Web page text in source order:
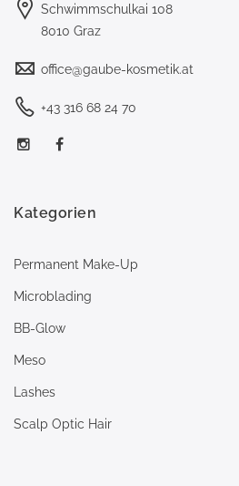
Schwimmschulkai 108
8010 Graz
office@gaube-kosmetik.at
+43 316 68 24 70
Kategorien
Permanent Make-Up
Microblading
BB-Glow
Meso
Lashes
Scalp Optic Hair